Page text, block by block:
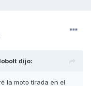
dijo:
la moto tirada en el